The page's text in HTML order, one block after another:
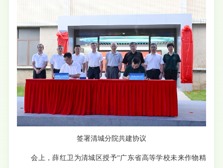
签署清城分院共建协议
会上，薛红卫为清城区授予“广东省高等学校未来作物精